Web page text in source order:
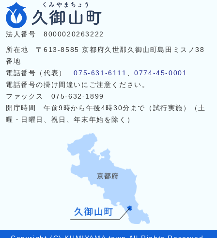
法人番号 8000020263222
所在地 〒613-8585 京都府久世郡久御山町島田ミスノ38
番地
電話番号（代表）075-631-6111 、0774-45-0001
電話番号の掛け間違いにご注意ください。
ファックス 075-632-1899
開庁時間 午前9時から午後4時30分まで（試行実施）（土
曜・日曜日、祝日、年末年始を除く）